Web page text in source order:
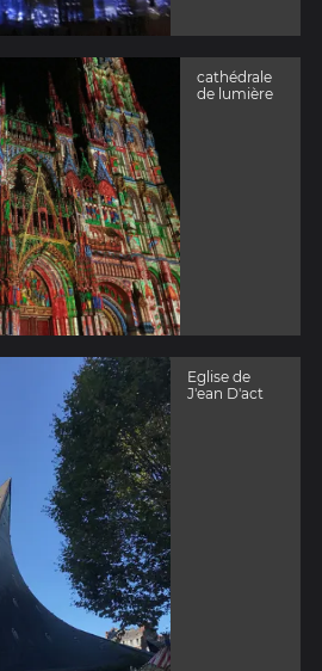
cathédrale
de lumière
Eglise de
J'ean D'act